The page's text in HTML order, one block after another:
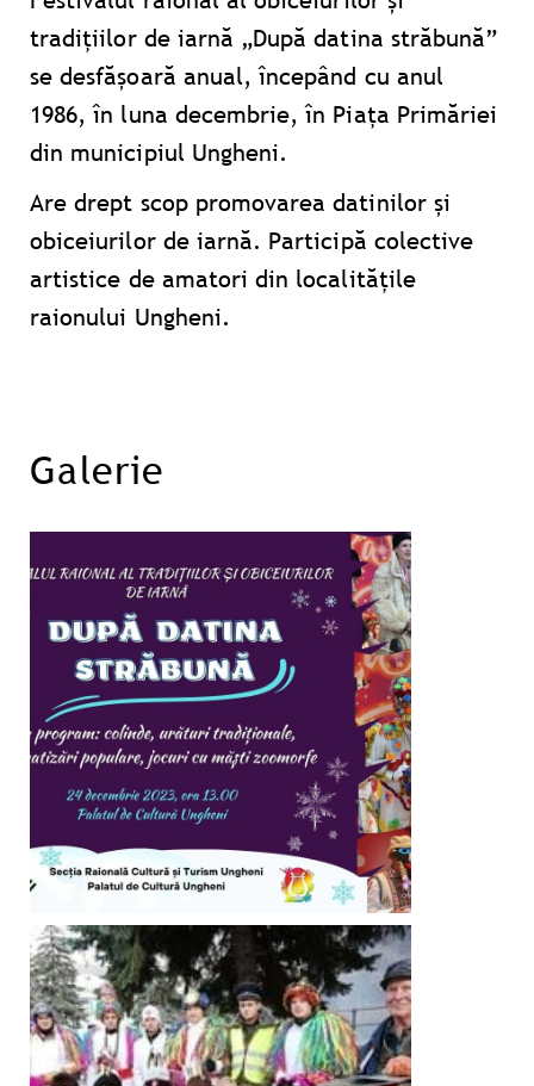
tradiţiilor de iarnă „După datina străbună”
se desfăşoară anual, începând cu anul
1986, în luna decembrie, în Piaţa Primăriei
din municipiul Ungheni.
Are drept scop promovarea datinilor şi
obiceiurilor de iarnă. Participă colective
artistice de amatori din localităţile
raionului Ungheni.
Galerie